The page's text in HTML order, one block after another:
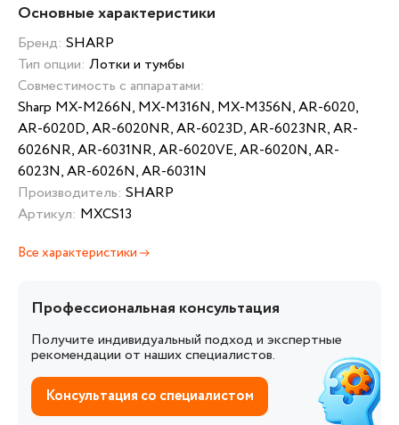
Основные характеристики
Бренд: SHARP
Тип опции: Лотки и тумбы
Совместимость с аппаратами:
Sharp MX-M266N, MX-M316N, MX-M356N, AR-6020,
AR-6020D, AR-6020NR, AR-6023D, AR-6023NR, AR-
6026NR, AR-6031NR, AR-6020VE, AR-6020N, AR-
6023N, AR-6026N, AR-6031N
Производитель: SHARP
Артикул: MXCS13
Все характеристики
Профессиональная консультация
Получите индивидуальный подход и экспертные
рекомендации от наших специалистов.
Консультация со специалистом